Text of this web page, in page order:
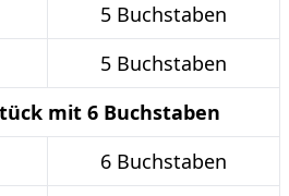
5 Buchstaben
5 Buchstaben
mit 6 Buchstaben
6 Buchstaben